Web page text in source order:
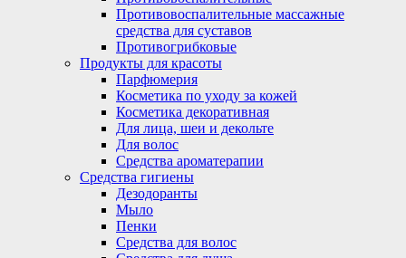
Противовоспалительные массажные
средства для суставов
Противогрибковые
Продукты для красоты
Парфюмерия
Косметика по уходу за кожей
Косметика декоративная
Для лица, шеи и декольте
Для волос
Средства ароматерапии
Средства гигиены
Дезодоранты
Мыло
Пенки
Средства для волос